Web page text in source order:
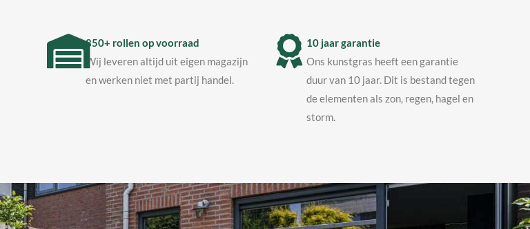
850+ rollen op voorraad
Wij leveren altijd uit eigen magazijn
en werken niet met partij handel.
10 jaar garantie
Ons kunstgras heeft een garantie
duur van 10 jaar. Dit is bestand tegen
de elementen als zon, regen, hagel en
storm.